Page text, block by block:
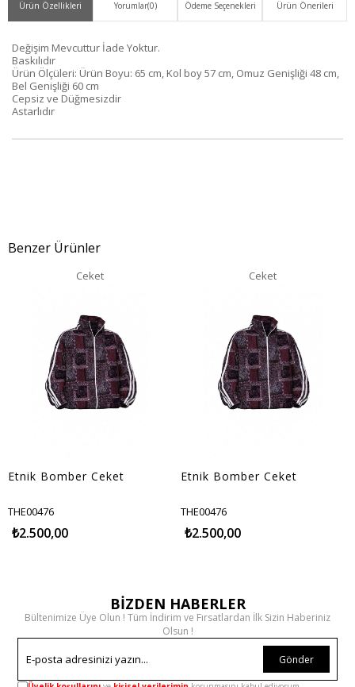
Ürün Özellikleri Yorumlar(0) Ödeme Seçenekleri Ürün Önerileri
Değişim Mevcuttur İade Yoktur.
Baskılıdır
Ürün Ölçüleri: Ürün Boyu: 65 cm, Kol boy 57 cm, Omuz Genişliği 48 cm,
Bel Genişliği 60 cm
Cepsiz ve Düğmesizdir
Astarlıdır
Benzer Ürünler
Ceket
Etnik Bomber Ceket
THE00476
₺2.500,00
Ceket
Etnik Bomber Ceket
THE00476
₺2.500,00
BİZDEN HABERLER
Bültenimize Üye Olun ! Tüm İndirim ve Fırsatlardan İlk Sizin Haberiniz
Olsun !
Gönder